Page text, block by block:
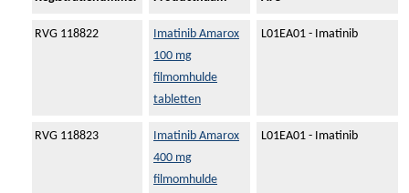
RVG 118822
Imatinib Amarox
100 mg
filmomhulde
tabletten
L01EA01 - Imatinib
RVG 118823
Imatinib Amarox
400 mg
filmomhulde
L01EA01 - Imatinib